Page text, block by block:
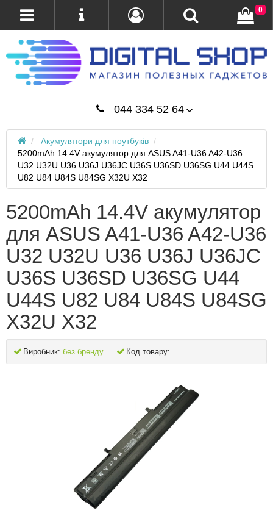
044 334 52 64
0
Акумулятори для ноутбуків
5200mAh 14.4V акумулятор для ASUS A41-U36 A42-U36
U32 U32U U36 U36J U36JC U36S U36SD U36SG U44 U44S
U82 U84 U84S U84SG X32U X32
5200mAh 14.4V акумулятор
для ASUS A41-U36 A42-U36
U32 U32U U36 U36J U36JC
U36S U36SD U36SG U44
U44S U82 U84 U84S U84SG
X32U X32
Виробник: без бренду Код товару: